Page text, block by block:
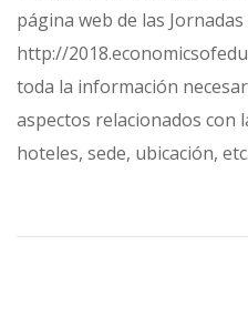
página web de las Jornadas
http://
toda la información
aspectos relacionados con
hoteles, sede, ubicación,